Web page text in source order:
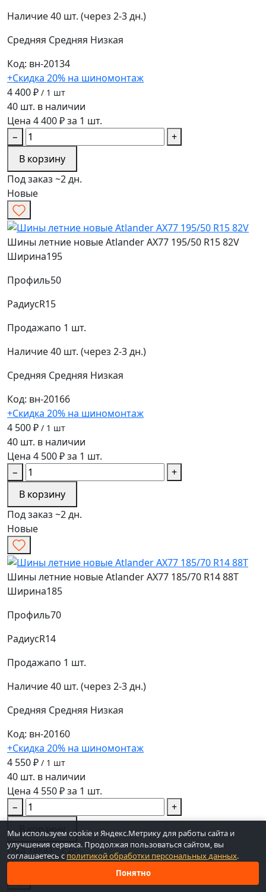
Наличие40 шт. (через 2-3 дн.)
Средняя Средняя Низкая
Код: вн-20134
+Скидка 20% на шиномонтаж
4 400 ₽ / 1 шт
40 шт. в наличии
Цена 4 400 ₽ за 1 шт.
−
+
В корзину
Под заказ ~2 дн.
Новые
Шины летние новые Atlander AX77 195/50 R15 82V
Ширина195
Профиль50
РадиусR15
Продажапо 1 шт.
Наличие40 шт. (через 2-3 дн.)
Средняя Средняя Низкая
Код: вн-20166
+Скидка 20% на шиномонтаж
4 500 ₽ / 1 шт
40 шт. в наличии
Цена 4 500 ₽ за 1 шт.
−
+
В корзину
Под заказ ~2 дн.
Новые
Шины летние новые Atlander AX77 185/70 R14 88T
Ширина185
Профиль70
РадиусR14
Продажапо 1 шт.
Наличие40 шт. (через 2-3 дн.)
Средняя Средняя Низкая
Код: вн-20160
+Скидка 20% на шиномонтаж
4 550 ₽ / 1 шт
40 шт. в наличии
Цена 4 550 ₽ за 1 шт.
−
+
В корзину
Под заказ ~2 дн.
Новые
Мы используем cookie и Яндекс.Метрику для работы сайта и
улучшения сервиса. Продолжая пользоваться сайтом, вы
соглашаетесь с политикой обработки персональных данных.
Понятно